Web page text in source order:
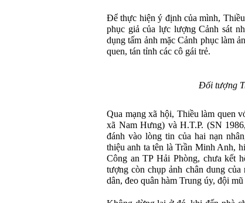
Để thực hiện ý định của mình,
phục giả của lực lượng Cảnh sát
dụng tấm ảnh mặc Cảnh phục làm
quen, tán tỉnh các cô gái trẻ.
Đối tượng
Qua mạng xã hội, Thiều làm quen
xã Nam Hưng) và H.T.P. (SN
đánh vào lòng tin của hai nạn
thiệu anh ta tên là Trần Minh Anh,
Công an TP Hải Phòng, chưa kết
tượng còn chụp ảnh chân dung
dân, đeo quân hàm Trung úy, đội